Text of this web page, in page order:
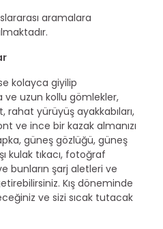
aramalara
kolayca giyilip
ve uzun kollu gömlekler,
yürüyüş ayakkabıları,
ve ince bir kazak almanızı
güneş gözlüğü, güneş
kulak tıkacı, fotoğraf
bunların şarj aletleri ve
Kış döneminde
ve sizi sıcak tutacak